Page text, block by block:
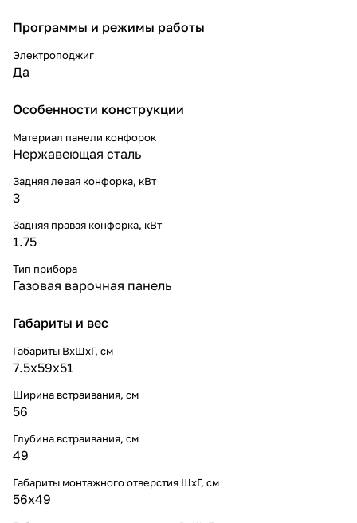
Программы и режимы работы
Электроподжиг
Да
Особенности конструкции
Материал панели конфорок
Нержавеющая сталь
Задняя левая конфорка, кВт
3
Задняя правая конфорка, кВт
1.75
Тип прибора
Газовая варочная панель
Габариты и вес
Габариты ВхШхГ, cм
7.5х59х51
Ширина встраивания, см
56
Глубина встраивания, см
49
Габариты монтажного отверстия ШхГ, см
56х49